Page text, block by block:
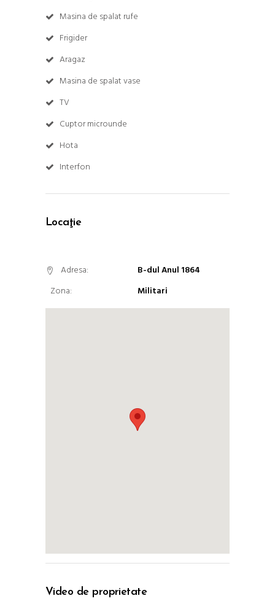
Masina de spalat rufe
Frigider
Aragaz
Masina de spalat vase
TV
Cuptor microunde
Hota
Interfon
Locaţie
Adresa:
B-dul Anul 1864
Zona:
Militari
Video de proprietate